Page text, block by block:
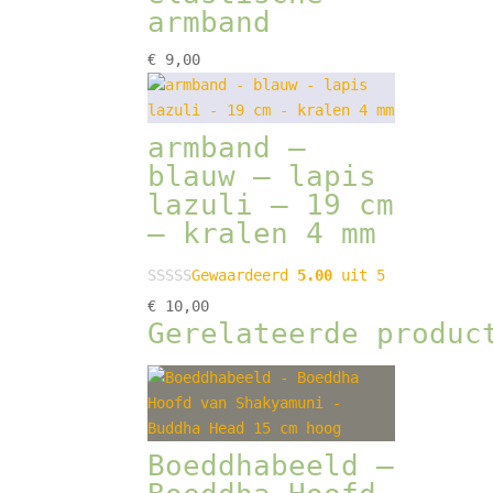
armband
€ 9,00
armband –
blauw – lapis
lazuli – 19 cm
– kralen 4 mm
Gewaardeerd 5.00 uit 5
€ 10,00
Gerelateerde
Boeddhabeeld –